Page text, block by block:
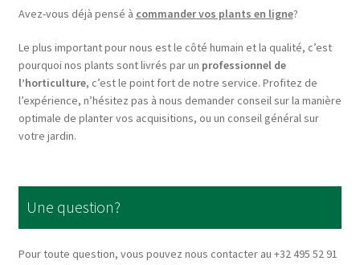
chosen
the
product
page
Avez-vous déjà pensé à commander vos plants en ligne?
Le plus important pour nous est le côté humain et la qualité, c’est
pourquoi nos plants sont livrés par un professionnel de
l’horticulture, c’est le point fort de notre service. Profitez de
l’expérience, n’hésitez pas à nous demander conseil sur la manière
optimale de planter vos acquisitions, ou un conseil général sur
votre jardin.
Une question?
Pour toute question, vous pouvez nous contacter au +32 495 52 91